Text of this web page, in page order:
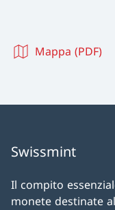
Mappa (PDF)
Swissmint
Il compito
monete destinate